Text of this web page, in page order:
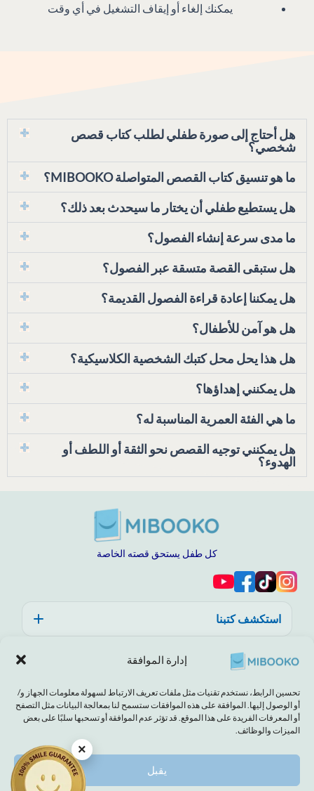
إدارة الموافقة
تحسين الرابط، نستخدم تقنيات مثل ملفات تعريف الارتباط لسهولة معلومات الجهاز و/
أو الوصول إليها. الموافقة على هذه الموافقات ستسمح لنا بمعالجة البيانات مثل التصفح
أو المعرفات الفريدة على هذا الموقع. قد تؤثر عدم الموافقة أو تسحبها سلبًا على بعض
الميزات والوظائف.
يقبل
يمكنك إلغاء أو إيقاف التشغيل في أي وقت
هل أحتاج إلى صورة طفلي لطلب كتاب قصص
شخصي؟
ما هو تنسيق كتاب القصص المتواصلة MIBOOKO؟
هل يستطيع طفلي أن يختار ما سيحدث بعد ذلك؟
ما مدى سرعة إنشاء الفصول؟
هل ستبقى القصة متسقة عبر الفصول؟
هل يمكننا إعادة قراءة الفصول القديمة؟
هل هو آمن للأطفال؟
هل هذا يحل محل كتبك الشخصية الكلاسيكية؟
هل يمكنني إهداؤها؟
ما هي الفئة العمرية المناسبة له؟
هل يمكنني توجيه القصص نحو الثقة أو اللطف أو
الهدوء؟
كل طفل يستحق قصته الخاصة
استكشف كتبنا
المساعدة والثقة والجودة
حول MIBOOKO
سياسة ملفات تعريف الارتباط بيان الخصوصية
© 2026 MIBOOKO | جميع الحقوق محفوظة.
×